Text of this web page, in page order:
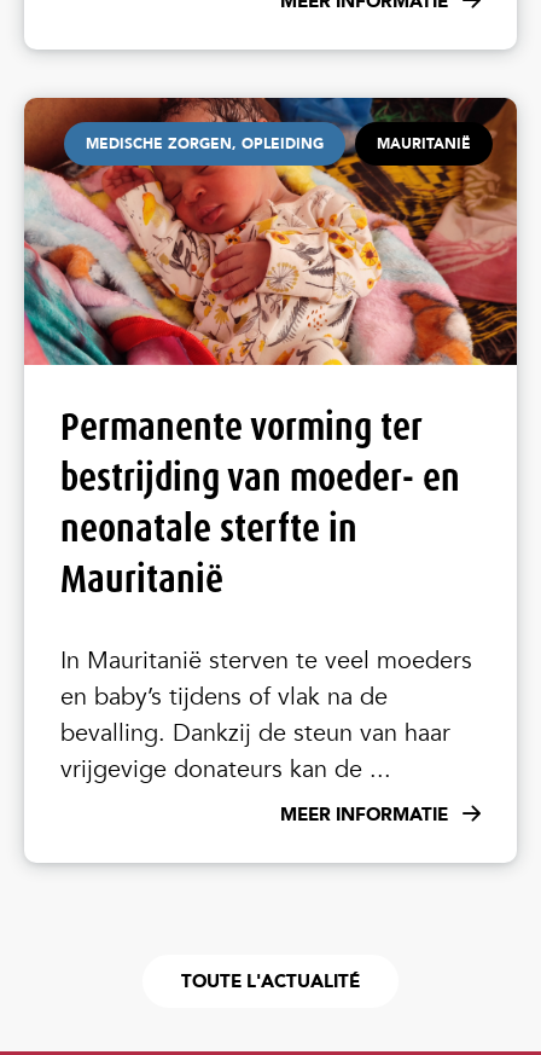
MEDISCHE ZORGEN, OPLEIDING MAURITANIË
Permanente vorming ter
bestrijding van moeder- en
neonatale sterfte in
Mauritanië
In Mauritanië sterven te veel moeders
en baby’s tijdens of vlak na de
bevalling. Dankzij de steun van haar
vrijgevige donateurs kan de ...
MEER INFORMATIE
TOUTE L'ACTUALITÉ